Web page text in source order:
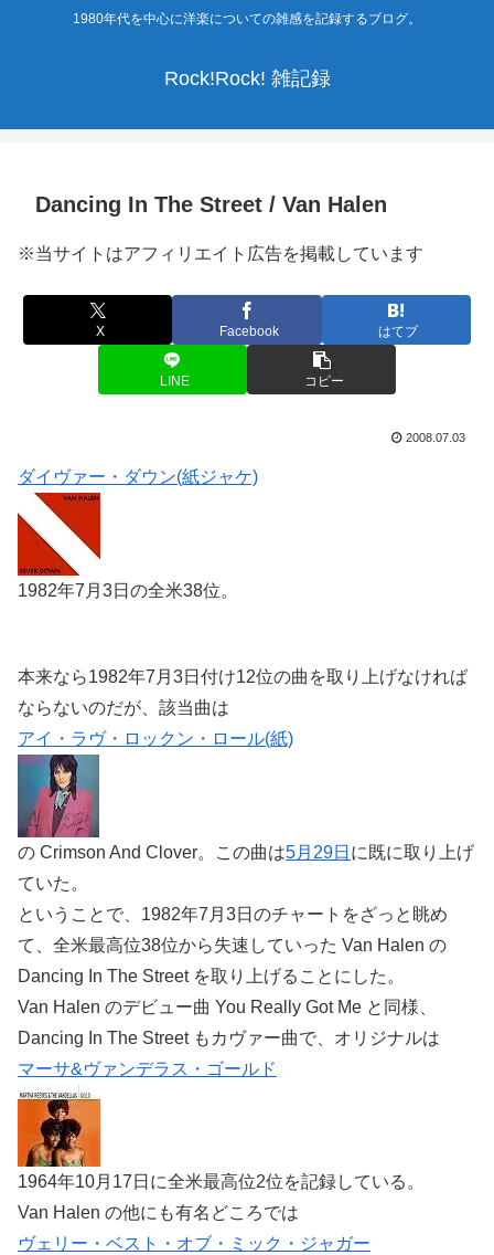
1980年代を中心に洋楽についての雑感を記録するブログ。
Rock!Rock! 雑記録
Dancing In The Street / Van Halen
※当サイトはアフィリエイト広告を掲載しています
X Facebook はてブ
LINE コピー
2008.07.03
ダイヴァー・ダウン(紙ジャケ)
1982年7月3日の全米38位。
本来なら1982年7月3日付け12位の曲を取り上げなければ
ならないのだが、該当曲は
アイ・ラヴ・ロックン・ロール(紙)
の Crimson And Clover。この曲は5月29日 に既に取り上げ
ていた。
ということで、1982年7月3日のチャートをざっと眺め
て、全米最高位38位から失速していった Van Halen の
Dancing In The Street を取り上げることにした。
Van Halen のデビュー曲 You Really Got Me と同様、
Dancing In The Street もカヴァー曲で、オリジナルは
マーサ&ヴァンデラス・ゴールド
1964年10月17日に全米最高位2位を記録している。
Van Halen の他にも有名どころでは
ヴェリー・ベスト・オブ・ミック・ジャガー